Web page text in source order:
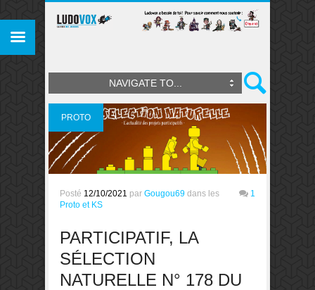
NAVIGATE TO...
PROTO
ET KS
Posté 12/10/2021 par Gougou69 dans les
Proto et KS
1
PARTICIPATIF, LA
SÉLECTION
NATURELLE N° 178 DU